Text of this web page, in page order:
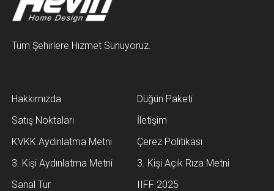
Tüm Şehirlere Hizmet Sunuyoruz.
Hakkımızda
Düğün Paketi
Satış Noktaları
İletişim
KVKK Aydınlatma Metni
Çerez Politikası
3. Kişi Aydınlatma Metni
3. Kişi Açık Rıza Metni
Sanal Tur
IIFF 2025